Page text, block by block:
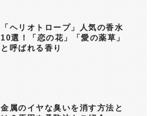
「ヘリオトロープ」人気の香水
10選！「恋の花」「愛の薬草」
と呼ばれる香り
金属のイヤな臭いを消す方法と